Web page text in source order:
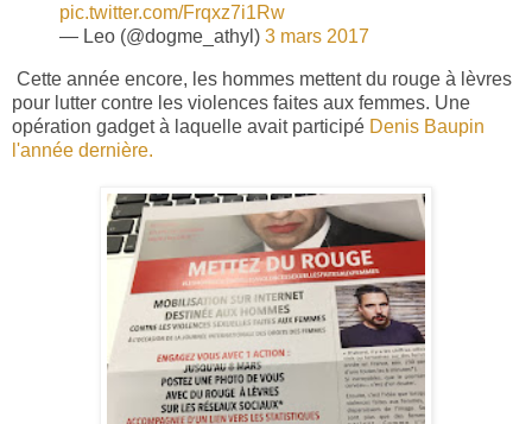
pic.twitter.com/Frqxz7i1Rw
— Leo (@dogme_athyl) 3 mars 2017
Cette année encore, les hommes mettent du rouge à lèvres
pour lutter contre les violences faites aux femmes. Une
opération gadget à laquelle avait participé Denis Baupin
l'année dernière.